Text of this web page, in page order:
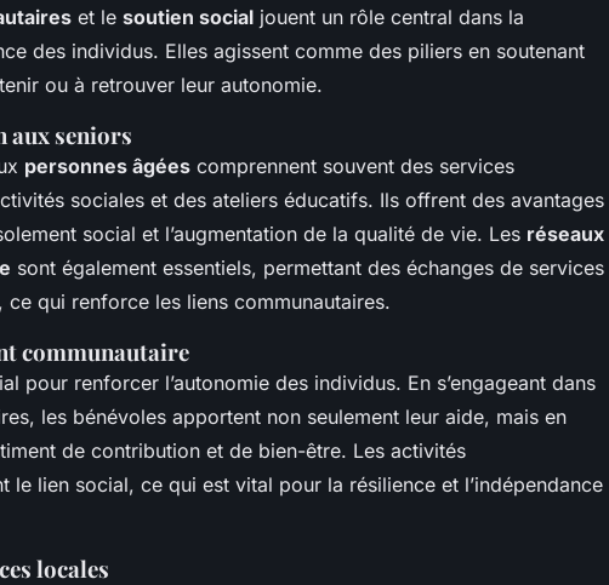
et le soutien social jouent un rôle central dans la
des individus. Elles agissent comme des piliers en soutenant
ou à retrouver leur autonomie.
aux seniors
personnes âgées comprennent souvent des services
sociales et des ateliers éducatifs. Ils offrent des avantages
social et l’augmentation de la qualité de vie. Les réseaux
sont également essentiels, permettant des échanges de services
qui renforce les liens communautaires.
communautaire
pour renforcer l’autonomie des individus. En s’engageant dans
les bénévoles apportent non seulement leur aide, mais en
de contribution et de bien-être. Les activités
le lien social, ce qui est vital pour la résilience et l’indépendance
locales